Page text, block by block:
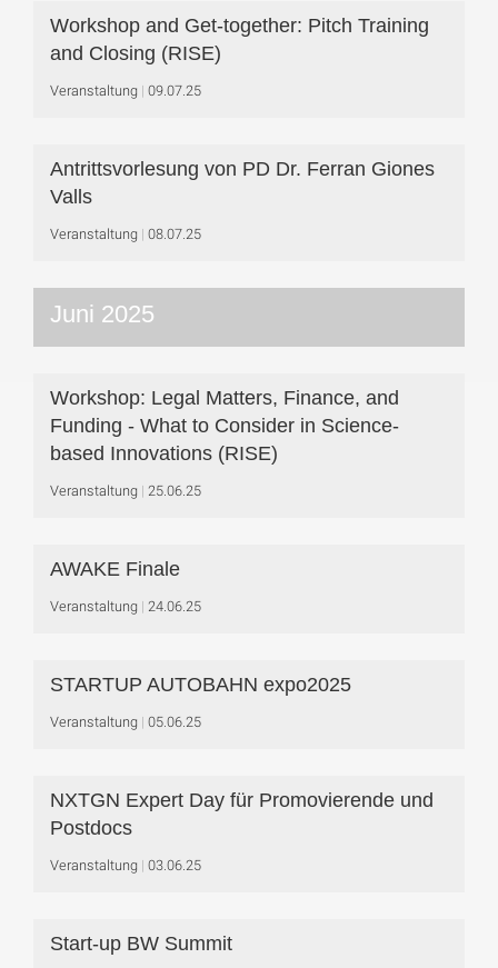
Workshop and Get-together: Pitch Training
and Closing (RISE)
Veranstaltung 09.07.25
Antrittsvorlesung von PD Dr. Ferran Giones
Valls
Veranstaltung 08.07.25
Juni 2025
Workshop: Legal Matters, Finance, and
Funding - What to Consider in Science-
based Innovations (RISE)
Veranstaltung 25.06.25
AWAKE Finale
Veranstaltung 24.06.25
STARTUP AUTOBAHN expo2025
Veranstaltung 05.06.25
NXTGN Expert Day für Promovierende und
Postdocs
Veranstaltung 03.06.25
Start-up BW Summit